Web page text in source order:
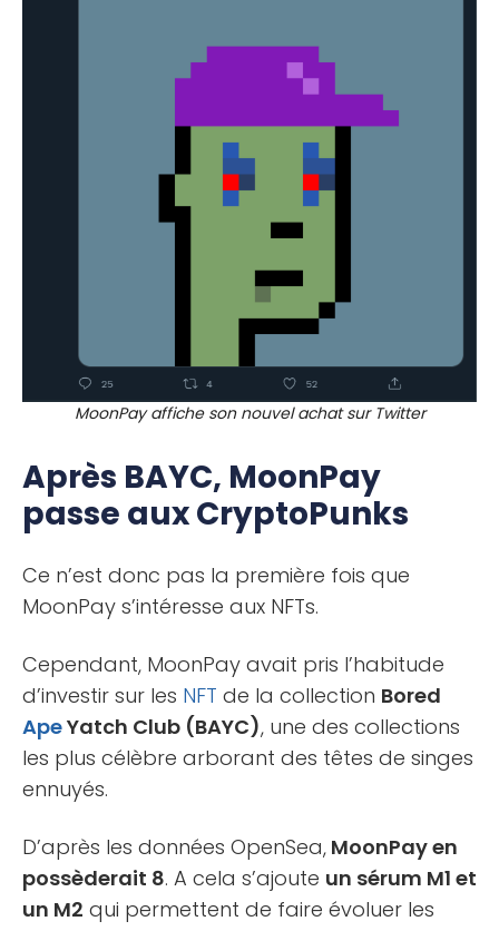
MoonPay affiche son nouvel achat sur Twitter
Après BAYC, MoonPay
passe aux CryptoPunks
Ce n’est donc pas la première fois que
MoonPay s’intéresse aux NFTs.
Cependant, MoonPay avait pris l’habitude
d’investir sur les NFT de la collection Bored
ApeYatch Club (BAYC), une des collections
les plus célèbre arborant des têtes de singes
ennuyés.
D’après les données OpenSea, MoonPay en
possèderait 8. A cela s’ajoute un sérum M1 et
un M2 qui permettent de faire évoluer les